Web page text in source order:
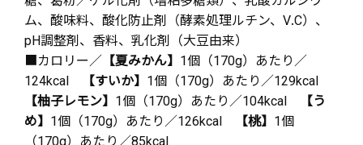
ム、酸味料、酸化防止剤（酵素処理ルチン、V.C）、
pH調整剤、香料、乳化剤（大豆由来）
■カロリー／ 【夏みかん】 1個（170g）あたり／
124kcal
【すいか】 1個（170g）あたり／129kcal
【柚子レモン】 1個（170g）あたり／104kcal
【う
め】 1個（170g）あたり／126kcal 【桃】 1個
（170g）あたり／85kcal